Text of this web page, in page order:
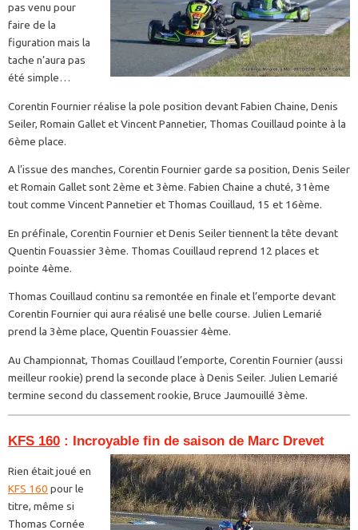
pas venu pour
faire de la
figuration mais la
tache n’aura pas
été simple…
Corentin Fournier réalise la pole position devant Fabien Chaine, Denis
Seiler, Romain Gallet et Vincent Pannetier, Thomas Couillaud pointe à la
6ème place.
A l’issue des manches, Corentin Fournier garde sa position, Denis Seiler
et Romain Gallet sont 2ème et 3ème. Fabien Chaine a chuté, 31ème
tout comme Vincent Pannetier et Thomas Couillaud, 15 et 16ème.
En préfinale, Corentin Fournier et Denis Seiler tiennent la tête devant
Quentin Fouassier 3ème. Thomas Couillaud reprend 12 places et
pointe 4ème.
Thomas Couillaud continu sa remontée en finale et l’emporte devant
Corentin Fournier qui aura réalisé une belle course. Julien Lemarié
prend la 3ème place, Quentin Fouassier 4ème.
Au Championnat, Thomas Couillaud l’emporte, Corentin Fournier (aussi
meilleur rookie) prend la seconde place à Denis Seiler. Julien Lemarié
termine second du classement rookie, Bruce Jaumouillé 3ème.
KFS 160 : Incroyable fin de saison de Marc Drevet
Rien était joué en
KFS 160 pour le
titre, même si
Thomas Cornée